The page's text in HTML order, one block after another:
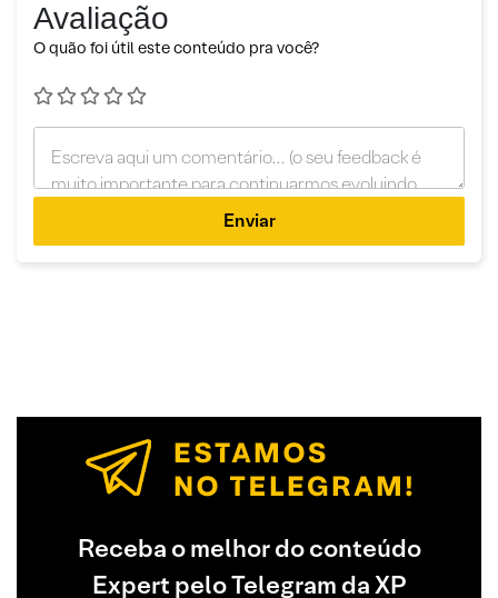
Avaliação
O quão foi útil este conteúdo pra você?
Enviar
Receba o melhor do conteúdo
Expert pelo Telegram da XP